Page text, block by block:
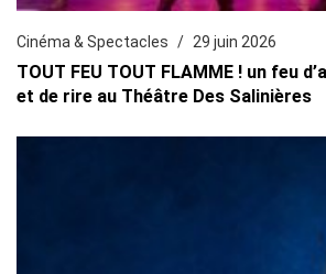
Cinéma & Spectacles 29 juin 2026
TOUT FEU TOUT FLAMME ! un feu
et de rire au Théâtre Des Salinières